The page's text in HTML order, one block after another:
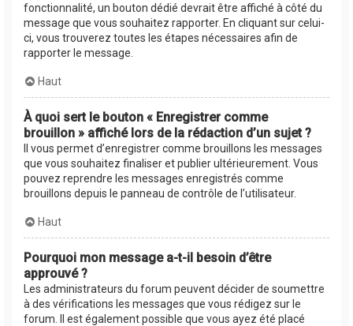
fonctionnalité, un bouton dédié devrait être affiché à côté du
message que vous souhaitez rapporter. En cliquant sur celui-
ci, vous trouverez toutes les étapes nécessaires afin de
rapporter le message.
Haut
À quoi sert le bouton « Enregistrer comme
brouillon » affiché lors de la rédaction d’un sujet ?
Il vous permet d’enregistrer comme brouillons les messages
que vous souhaitez finaliser et publier ultérieurement. Vous
pouvez reprendre les messages enregistrés comme
brouillons depuis le panneau de contrôle de l’utilisateur.
Haut
Pourquoi mon message a-t-il besoin d’être
approuvé ?
Les administrateurs du forum peuvent décider de soumettre
à des vérifications les messages que vous rédigez sur le
forum. Il est également possible que vous ayez été placé